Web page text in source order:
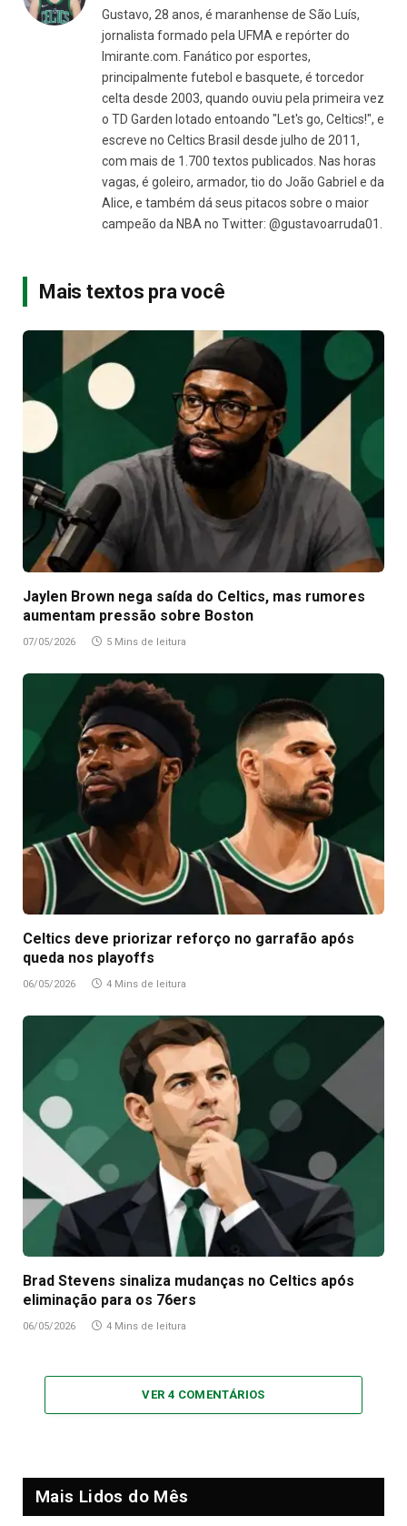
Gustavo, 28 anos, é maranhense de São Luís,
jornalista formado pela UFMA e repórter do
Imirante.com. Fanático por esportes,
principalmente futebol e basquete, é torcedor
celta desde 2003, quando ouviu pela primeira vez
o TD Garden lotado entoando "Let's go, Celtics!", e
escreve no Celtics Brasil desde julho de 2011,
com mais de 1.700 textos publicados. Nas horas
vagas, é goleiro, armador, tio do João Gabriel e da
Alice, e também dá seus pitacos sobre o maior
campeão da NBA no Twitter: @gustavoarruda01.
Mais textos pra você
Jaylen Brown nega saída do Celtics, mas rumores
aumentam pressão sobre Boston
07/05/2026 5 Mins de leitura
Celtics deve priorizar reforço no garrafão após
queda nos playoffs
06/05/2026 4 Mins de leitura
Brad Stevens sinaliza mudanças no Celtics após
eliminação para os 76ers
06/05/2026 4 Mins de leitura
VER 4 COMENTÁRIOS
Mais Lidos do Mês